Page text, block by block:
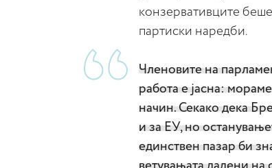
конзервативците беше
партиски наредби.
Членовите на
работа е јасна:
начин. Секако дека
и за ЕУ, но
единствен пазар би